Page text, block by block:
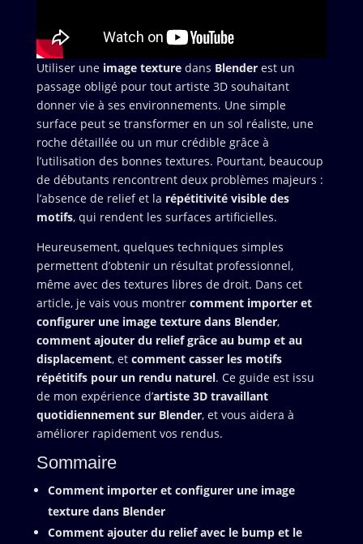
Utiliser une image texturedans Blenderest un
passage obligé pour tout artiste 3D souhaitant
donner vie à ses environnements. Une simple
surface peut se transformer en un sol réaliste, une
roche détaillée ou un mur crédible grâce à
l’utilisation des bonnes textures. Pourtant, beaucoup
de débutants rencontrent deux problèmes majeurs :
l’absence de relief et la répétitivité visible des
motifs, qui rendent les surfaces artificielles.
Heureusement, quelques techniques simples
permettent d’obtenir un résultat professionnel,
même avec des textures libres de droit. Dans cet
article, je vais vous montrer comment importer et
configurer une image texture dans Blender,
comment ajouter du relief grâce au bump et au
displacement, et comment casser les motifs
répétitifs pour un rendu naturel. Ce guide est issu
de mon expérience d’artiste 3D travaillant
quotidiennement sur Blender, et vous aidera à
améliorer rapidement vos rendus.
Sommaire
Comment importer et configurer une image
texture dans Blender
Comment ajouter du relief avec le bump et le